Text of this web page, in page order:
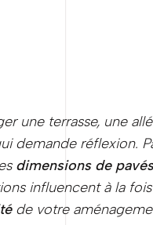
une terrasse, une
demande réflexion.
dimensions de
influencent à la fois
de votre